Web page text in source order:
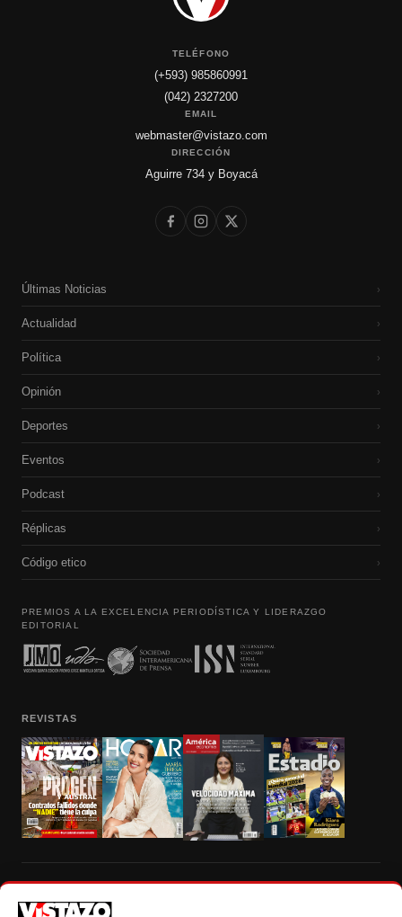
TELÉFONO
(+593) 985860991
(042) 2327200
EMAIL
webmaster@vistazo.com
DIRECCIÓN
Aguirre 734 y Boyacá
Últimas Noticias ›
Actualidad ›
Política ›
Opinión ›
Deportes ›
Eventos ›
Podcast ›
Réplicas ›
Código etico ›
PREMIOS A LA EXCELENCIA PERIODÍSTICA Y LIDERAZGO
EDITORIAL
REVISTAS
autorización escrita de su titular, de todos los contenidos de Vistazo.com.